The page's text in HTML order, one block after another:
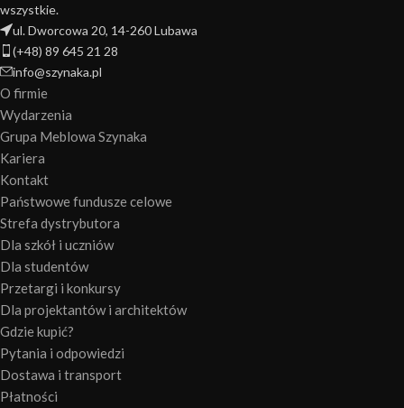
wszystkie.
ul. Dworcowa 20, 14-260 Lubawa
(+48) 89 645 21 28
info@szynaka.pl
O firmie
Wydarzenia
Grupa Meblowa Szynaka
Kariera
Kontakt
Państwowe fundusze celowe
Strefa dystrybutora
Dla szkół i uczniów
Dla studentów
Przetargi i konkursy
Dla projektantów i architektów
Gdzie kupić?
Pytania i odpowiedzi
Dostawa i transport
Płatności